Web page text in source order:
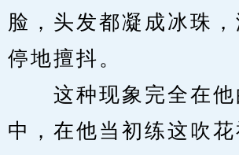
脸，头发都凝成冰珠
停地擅抖。
这种现象完全在他
中，在他当初练这吹花